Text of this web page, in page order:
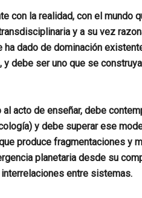
con la realidad, con el mundo
y a su vez
dado de dominación
debe ser uno que se
acto de enseñar, debe
y debe superar ese
produce fragmentaciones y
planetaria desde su
entre sistemas.